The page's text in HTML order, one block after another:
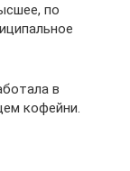
по
в
кофейни.